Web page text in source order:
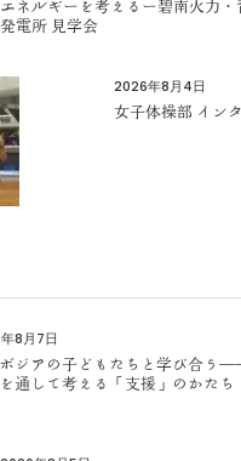
エネルギーを考えるー碧南火力・
発電所 見学会
2026年8月4日
女子体操部 イン
8月7日
ジアの子どもたちと学び合う
通して考える「支援」のかたち